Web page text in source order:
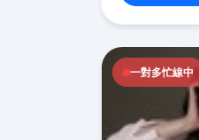
一對多忙線中